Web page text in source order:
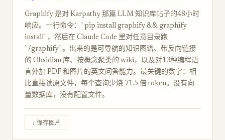
Graphify 是对 Karpathy 那篇 LLM 知识库帖子的48小时
响应。一行命令：`pip install graphify && graphify
install`，然后在 Claude Code 里对任意目录跑
`/graphify`。出来的是可导航的知识图谱、带反向链接
的 Obsidian 库、按概念聚类的 wiki，以及对13种编程语
言外加 PDF 和图片的英文问答能力。最关键的数字：相
比直接读原文件，每个查询少烧 71.5 倍 token。没有向
量数据库，没有配置文件。
↓ 保存图片